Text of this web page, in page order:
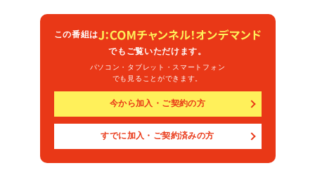
この番組は
でもご覧いただけます。
パソコン・タブレット・スマートフォン
でも見ることができます。
今から加入・ご契約の方
すでに加入・ご契約済みの方